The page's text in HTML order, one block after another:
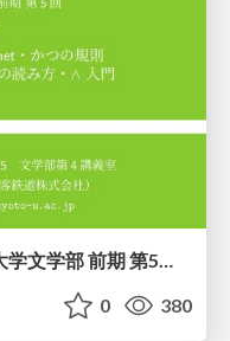
[2026前期火５] 論理学（京都大学文学部 前期 第5回）「 ならばの問題演習・proof net・かつの規則」
0 380